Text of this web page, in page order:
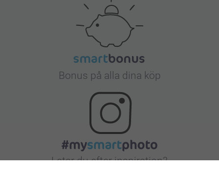
Bonus på alla dina köp
Letar du efter inspiration?